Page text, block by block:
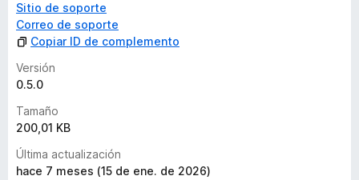
Sitio de soporte
Correo de soporte
Copiar ID de complemento
Versión
0.5.0
Tamaño
200,01 KB
Última actualización
hace 7 meses (15 de ene. de 2026)